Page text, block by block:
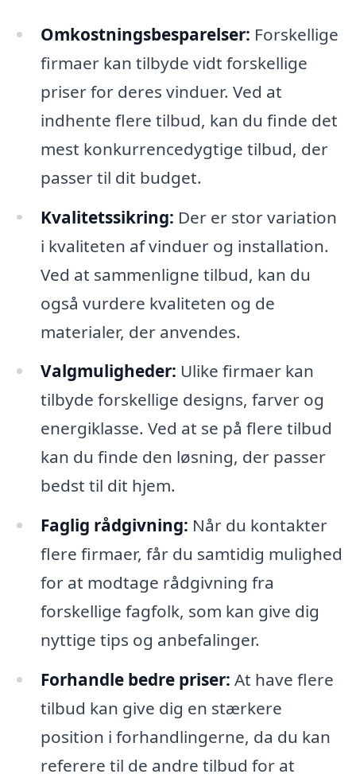
Omkostningsbesparelser: Forskellige
firmaer kan tilbyde vidt forskellige
priser for deres vinduer. Ved at
indhente flere tilbud, kan du finde det
mest konkurrencedygtige tilbud, der
passer til dit budget.
Kvalitetssikring: Der er stor variation
i kvaliteten af vinduer og installation.
Ved at sammenligne tilbud, kan du
også vurdere kvaliteten og de
materialer, der anvendes.
Valgmuligheder: Ulike firmaer kan
tilbyde forskellige designs, farver og
energiklasse. Ved at se på flere tilbud
kan du finde den løsning, der passer
bedst til dit hjem.
Faglig rådgivning: Når du kontakter
flere firmaer, får du samtidig mulighed
for at modtage rådgivning fra
forskellige fagfolk, som kan give dig
nyttige tips og anbefalinger.
Forhandle bedre priser: At have flere
tilbud kan give dig en stærkere
position i forhandlingerne, da du kan
referere til de andre tilbud for at